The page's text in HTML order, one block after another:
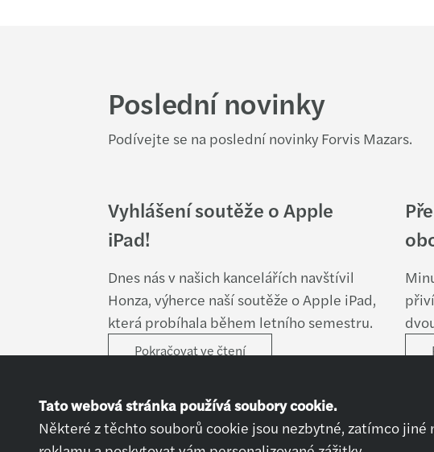
Poslední novinky
Podívejte se na poslední novinky Forvis Mazars.
Vyhlášení soutěže o Apple
iPad!
Dnes nás v našich kancelářích navštívil
Honza, výherce naší soutěže o Apple iPad,
která probíhala během letního semestru.
Pokračovat ve čtení
z
jak
Tato webová stránka používá soubory cookie.
Některé z těchto souborů cookie jsou nezbytné, zatímco